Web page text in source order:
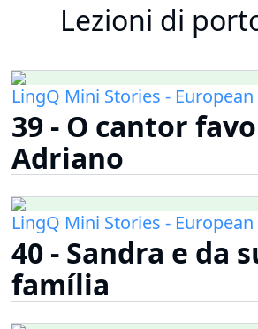
Lezioni di
LingQ Mini Stories -
39 - O cantor
Adriano
LingQ Mini Stories -
40 - Sandra e da
família